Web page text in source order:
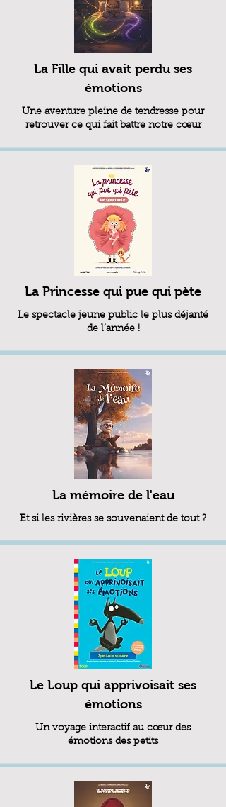
La Fille qui avait perdu ses
émotions
Une aventure pleine de tendresse pour
retrouver ce qui fait battre notre cœur
La Princesse qui pue qui pète
Le spectacle jeune public le plus déjanté
de l’année !
La mémoire de l'eau
Et si les rivières se souvenaient de tout ?
Le Loup qui apprivoisait ses
émotions
Un voyage interactif au cœur des
émotions des petits